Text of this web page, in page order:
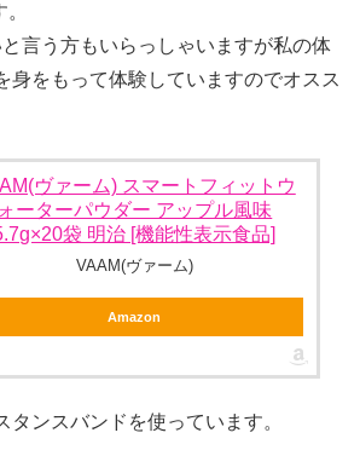
言う方もいらっしゃいますが私の体
身をもって体験していますのでオスス
ヴァーム) スマートフィットウ
ォーターパウダー アップル風味
袋 明治 [機能性表示食品]
VAAM(ヴァーム)
Amazon
タンスバンドを使っています。